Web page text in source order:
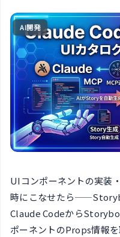
AI開発
UIコンポーネントの実装
時にこなせたら
Claude Codeから
ポーネントのProps情報